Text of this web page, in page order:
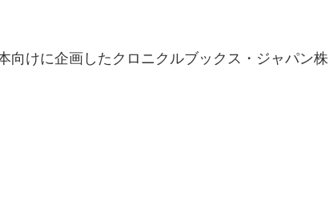
向けに企画したクロニクルブックス・ジャパン株